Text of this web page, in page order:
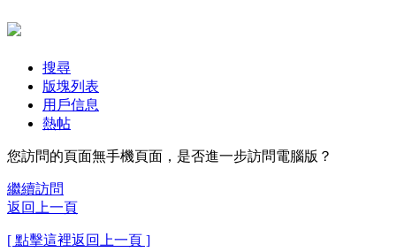
搜尋
版塊列表
用戶信息
熱帖
您訪問的頁面無手機頁面，是否進一步訪問電腦版？
繼續訪問
返回上一頁
[ 點擊這裡返回上一頁 ]